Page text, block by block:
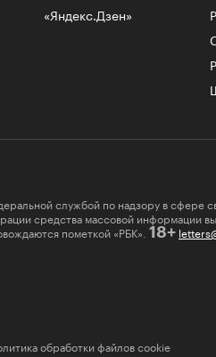
«Яндекс.Дзен»
службой по надзору в сфере
средства массовой информации
пометкой «РБК». 18+
обработки файлов cookie